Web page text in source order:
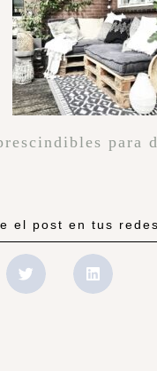
para
el post en tus